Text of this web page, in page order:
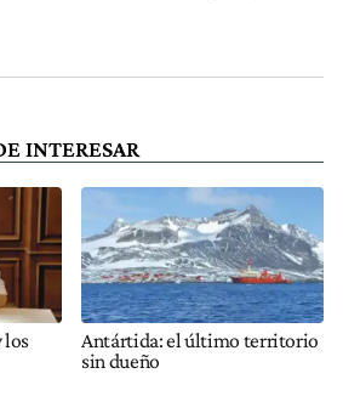
INTERESAR
los
Antártida: el último territorio
sin dueño